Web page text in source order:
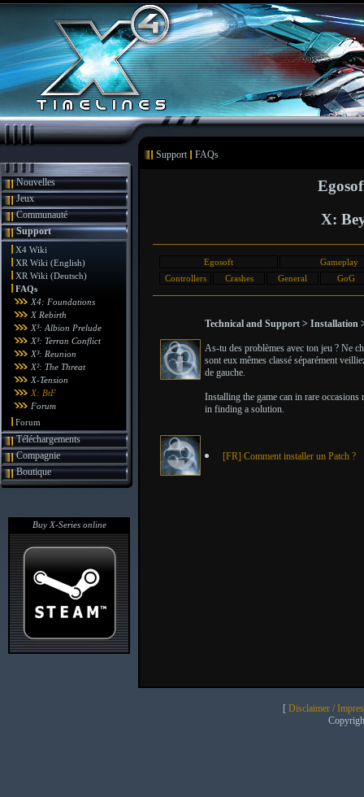
Support FAQs
Nouvelles
Jeux
Communauté
Support
X4 Wiki
XR Wiki (English)
XR Wiki (Deutsch)
FAQs
X4: Foundations
X Rebirth
X³: Albion Prelude
X³: Terran Conflict
X³: Reunion
X²: The Threat
X-Tension
X: BtF
Forum
Forum
Téléchargements
Compagnie
Boutique
Buy X-Series online
X:
Egosoft
Gameplay
Controllers
Crashes General GoG
Technical and Support > Installation
As-tu des problèmes avec ton jeu ? Ne
sont eux mêmes classé séparément
de gauche.
Installing the game can in rare
in finding a solution.
[FR] Comment installer un Patch ?
[ Disclaimer /